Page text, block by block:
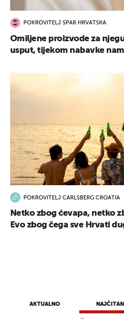
AKTUALNO
POKROVITELJ SPAR HRVATSKA
Omiljene proizvode za
usput, tijekom nabavke
POKROVITELJ CARLSBERG CROATIA
Netko zbog ćevapa, netko
Evo zbog čega sve Hrvati